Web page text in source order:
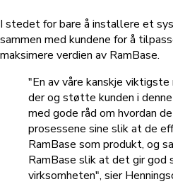
I stedet for bare å installere et
sammen med kundene for å
maksimere verdien av RamBase.
"En av våre kanskje
der og støtte kunden i
med gode råd om hvordan
prosessene sine slik at de
RamBase som produkt, og
RamBase slik at det gir
virksomheten", sier